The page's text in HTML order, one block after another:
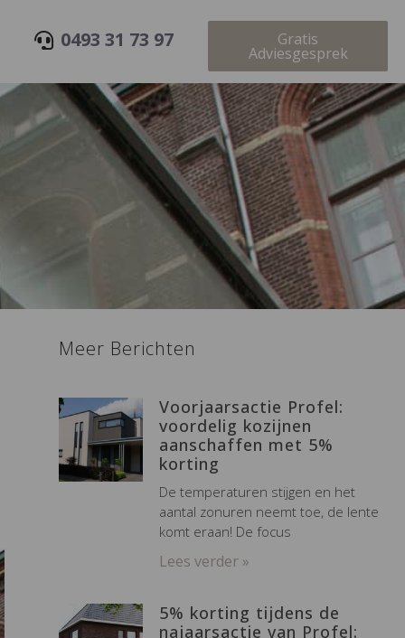
0493 31 73 97 Gratis
Adviesgesprek
Meer Berichten
Voorjaarsactie Profel:
voordelig kozijnen
aanschaffen met 5%
korting
De temperaturen stijgen en het
aantal zonuren neemt toe, de lente
komt eraan! De focus
Lees verder »
5% korting tijdens de
najaarsactie van Profel: